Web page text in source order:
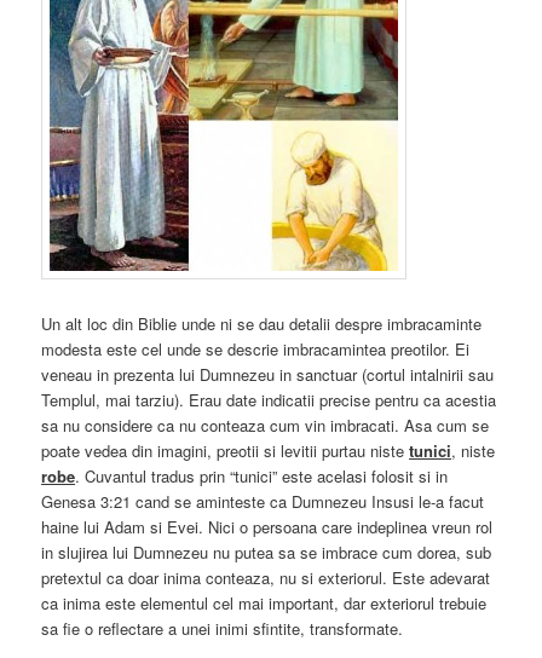
Un alt loc din Biblie unde ni se dau detalii despre imbracaminte
modesta este cel unde se descrie imbracamintea preotilor. Ei
veneau in prezenta lui Dumnezeu in sanctuar (cortul intalnirii sau
Templul, mai tarziu). Erau date indicatii precise pentru ca acestia
sa nu considere ca nu conteaza cum vin imbracati. Asa cum se
poate vedea din imagini, preotii si levitii purtau nistetunici, niste
robe. Cuvantul tradus prin “tunici” este acelasi folosit si in
Genesa 3:21 cand se aminteste ca Dumnezeu Insusi le-a facut
haine lui Adam si Evei. Nici o persoana care indeplinea vreun rol
in slujirea lui Dumnezeu nu putea sa se imbrace cum dorea, sub
pretextul ca doar inima conteaza, nu si exteriorul. Este adevarat
ca inima este elementul cel mai important, dar exteriorul trebuie
sa fie o reflectare a unei inimi sfintite, transformate.